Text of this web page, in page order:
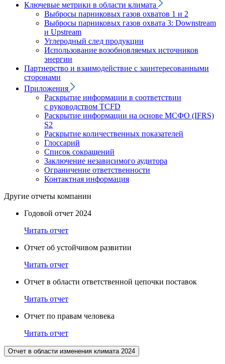
Ключевые метрики в области климата
Выбросы парниковых газов охватов 1 и 2
Выбросы парниковых газов охвата 3: Downstream
и Upstream
Углеродный след продукции
Использование возобновляемых источников
энергии
Партнерство и взаимодействие с заинтересованными
сторонами
Приложения
Раскрытие информации в соответствии
с руководством TCFD
Раскрытие информации на основе МСФО (IFRS)
S2
Раскрытие количественных показателей
Глоссарий
Список сокращений
Заключение независимого аудитора
Ограничение ответственности
Контактная информация
Другие отчеты компании
Годовой отчет 2024
Читать отчет
Отчет об устойчивом развитии
Читать отчет
Отчет в области ответственной цепочки поставок
Читать отчет
Отчет по правам человека
Читать отчет
Отчет в области изменения климата 2024